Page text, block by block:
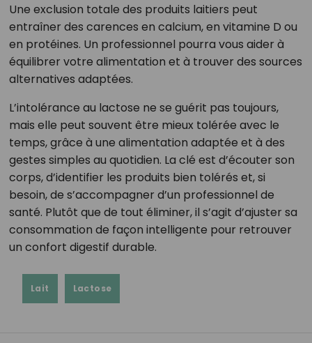
Une exclusion totale des produits laitiers peut
entraîner des carences en calcium, en vitamine D ou
en protéines. Un professionnel pourra vous aider à
équilibrer votre alimentation et à trouver des sources
alternatives adaptées.
L’intolérance au lactose ne se guérit pas toujours,
mais elle peut souvent être mieux tolérée avec le
temps, grâce à une alimentation adaptée et à des
gestes simples au quotidien. La clé est d’écouter son
corps, d’identifier les produits bien tolérés et, si
besoin, de s’accompagner d’un professionnel de
santé. Plutôt que de tout éliminer, il s’agit d’ajuster sa
consommation de façon intelligente pour retrouver
un confort digestif durable.
Lait Lactose